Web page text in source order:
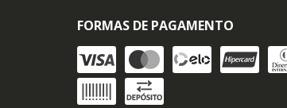
FORMAS DE PAGAMENTO